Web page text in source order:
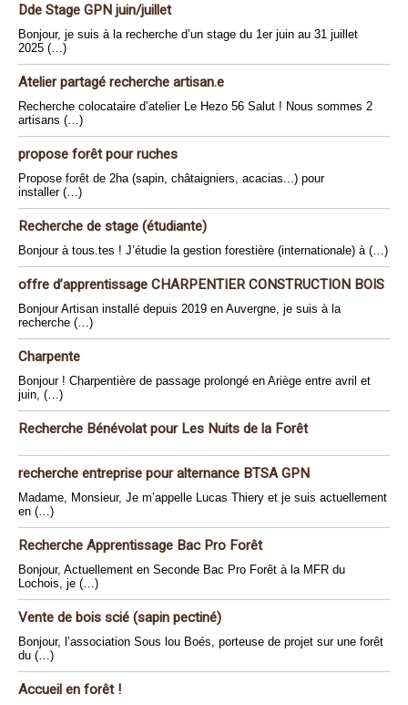
Dde Stage GPN juin/juillet
Bonjour, je suis à la recherche d’un stage du 1er juin au 31 juillet
2025 (…)
Atelier partagé recherche artisan.e
Recherche colocataire d’atelier Le Hezo 56 Salut ! Nous sommes 2
artisans (…)
propose forêt pour ruches
Propose forêt de 2ha (sapin, châtaigniers, acacias...) pour
installer (…)
Recherche de stage (étudiante)
Bonjour à tous.tes ! J’étudie la gestion forestière (internationale) à (…)
offre d’apprentissage CHARPENTIER CONSTRUCTION BOIS
Bonjour Artisan installé depuis 2019 en Auvergne, je suis à la
recherche (…)
Charpente
Bonjour ! Charpentière de passage prolongé en Ariège entre avril et
juin, (…)
Recherche Bénévolat pour Les Nuits de la Forêt
recherche entreprise pour alternance BTSA GPN
Madame, Monsieur, Je m’appelle Lucas Thiery et je suis actuellement
en (…)
Recherche Apprentissage Bac Pro Forêt
Bonjour, Actuellement en Seconde Bac Pro Forêt à la MFR du
Lochois, je (…)
Vente de bois scié (sapin pectiné)
Bonjour, l’association Sous lou Boés, porteuse de projet sur une forêt
du (…)
Accueil en forêt !